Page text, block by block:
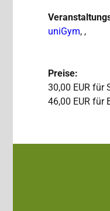
uniGym, ,
Preise:
30,00 EUR für
46,00 EUR für